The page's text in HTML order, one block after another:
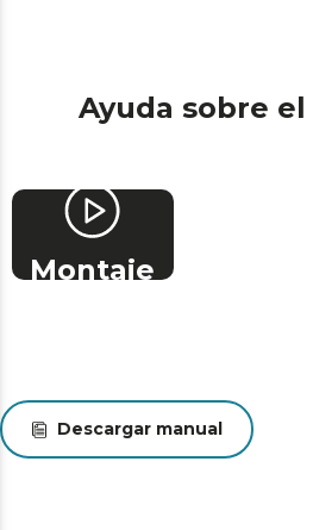
tu horario.
programa, podrás pararla y
recargarla.
Eleva tu experiencia de lavado
puedan controlar la lavadora e
hogar.
Ayuda sobre
Montaje
Descargar manual